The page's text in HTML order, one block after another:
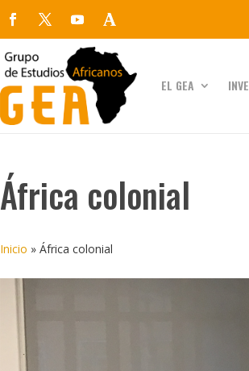
EL GEA
África colonial
Inicio »África colonial